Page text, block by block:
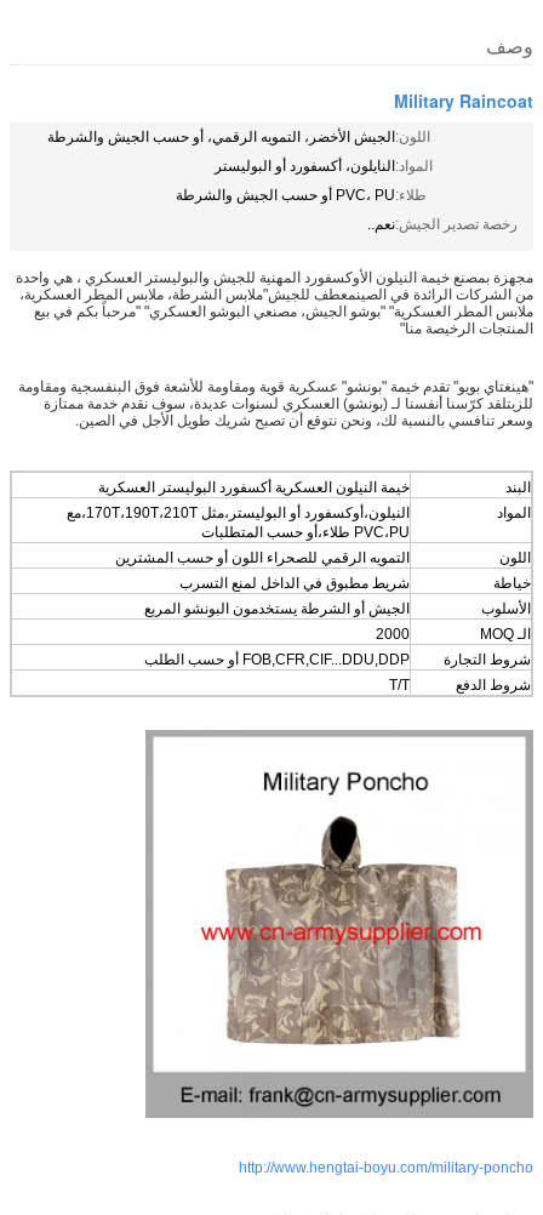
وصف
Military Raincoat
اللون:الجيش الأخضر، التمويه الرقمي، أو حسب الجيش والشرطة
المواد:النايلون، أكسفورد أو البوليستر
طلاء:PVC، PU أو حسب الجيش والشرطة
رخصة تصدير الجيش:نعم..
مجهزة بمصنع خيمة النيلون الأوكسفورد المهنية للجيش والبوليستر العسكري ، هي واحدة
من الشركات الرائدة في الصينمعطف للجيش"ملابس الشرطة، ملابس المطر العسكرية،
ملابس المطر العسكرية" "بوشو الجيش، مصنعي البوشو العسكري" "مرحباً بكم في بيع
المنتجات الرخيصة منا"
"هينغتاي بويو" تقدم خيمة "بونشو" عسكرية قوية ومقاومة للأشعة فوق البنفسجية ومقاومة
للزيتلقد كرّسنا أنفسنا لـ (بونشو) العسكري لسنوات عديدة، سوف نقدم خدمة ممتازة
وسعر تنافسي بالنسبة لك، ونحن نتوقع أن تصبح شريك طويل الأجل في الصين.
البند
خيمة النيلون العسكرية أكسفورد البوليستر العسكرية
المواد
النيلون،أوكسفورد أو البوليستر،مثل 170T،190T،210T،مع
PVC،PU طلاء،أو حسب المتطلبات
اللون
التمويه الرقمي للصحراء اللون أو حسب المشترين
خياطة
شريط مطبوق في الداخل لمنع التسرب
الأسلوب
الجيش أو الشرطة يستخدمون البونشو المربع
الـ MOQ
2000
شروط التجارة
FOB,CFR,CIF...DDU,DDP أو حسب الطلب
شروط الدفع
T/T
http://www.hengtai-boyu.com/military-poncho